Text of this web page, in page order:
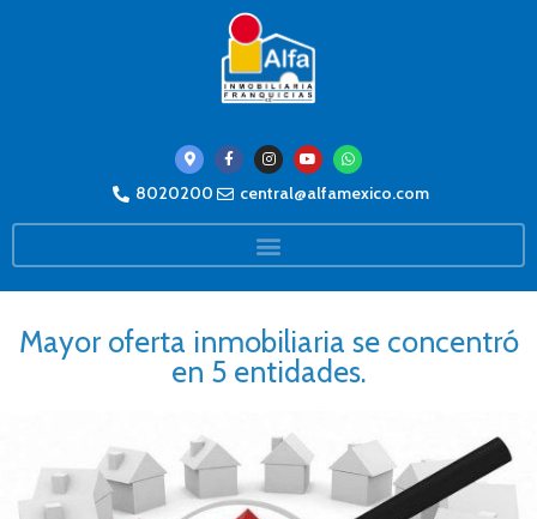
8020200 central@alfamexico.com
Mayor oferta inmobiliaria se concentró
en 5 entidades.